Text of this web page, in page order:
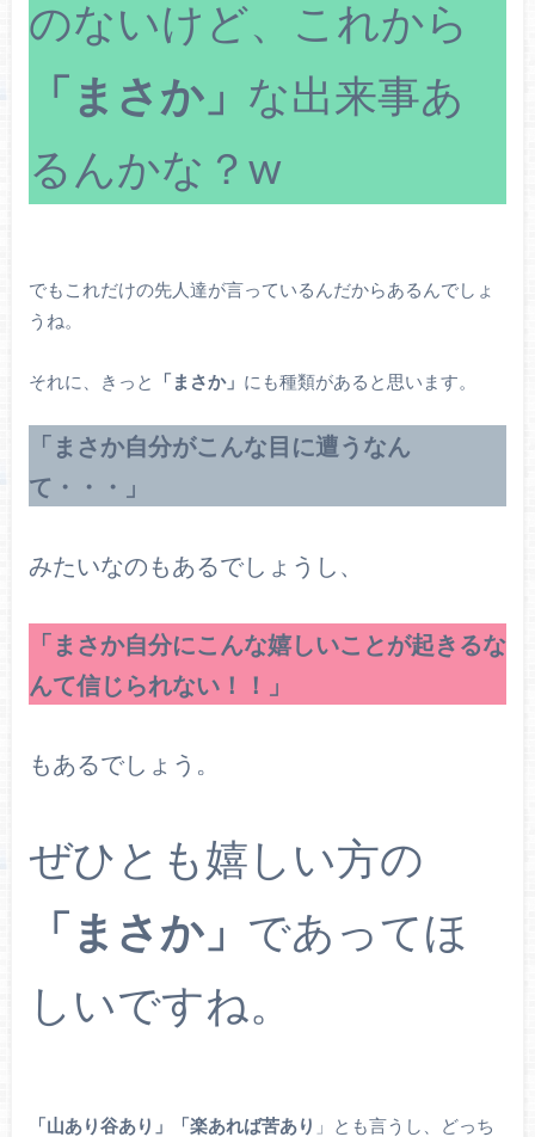
のないけど、これから
「まさか」 な出来事あ
るんかな？w
でもこれだけの先人達が言っているんだからあるんでしょ
うね。
それに、きっと 「まさか」 にも種類があると思います。
「まさか自分がこんな目に遭うなん
て・・・」
みたいなのもあるでしょうし、
「まさか自分にこんな嬉しいことが起きるな
んて信じられない！！」
もあるでしょう。
ぜひとも嬉しい方の
「まさか」 であってほ
しいですね。
「山あり谷あり」「楽あれば苦あり 」とも言うし、どっち